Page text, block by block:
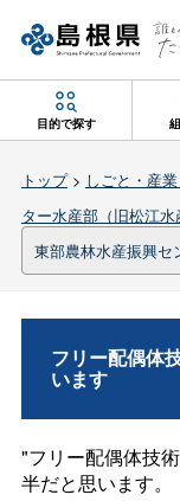
目的で探す
トップ> しごと・産業
ター水産部（旧松江水
東部農林水産振興セ
フリー配偶体
います
"フリー配偶体技
半だと思います。